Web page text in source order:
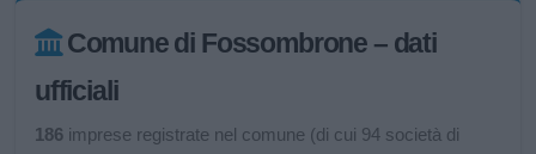
Comune di Fossombrone – dati
ufficiali
186 imprese registrate nel comune (di cui 94 società di